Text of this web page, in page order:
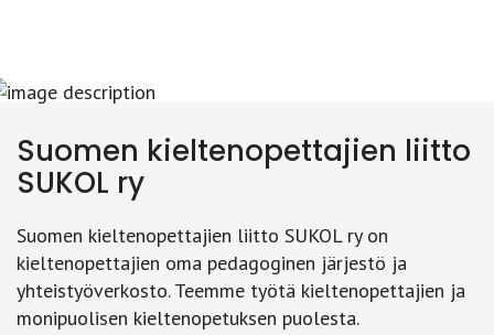
Suomen kieltenopettajien liitto
SUKOL ry
Suomen kieltenopettajien liitto SUKOL ry on
kieltenopettajien oma pedagoginen järjestö ja
yhteistyöverkosto. Teemme työtä kieltenopettajien ja
monipuolisen kieltenopetuksen puolesta.